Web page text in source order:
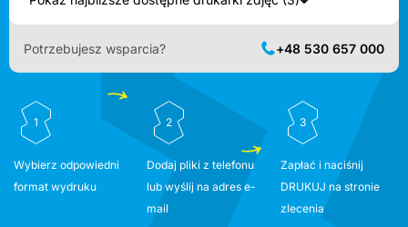
Potrzebujesz wsparcia? +48 530 657 000
1
Wybierz odpowiedni
format wydruku
2
Dodaj pliki z telefonu
lub wyślij na adres e-
mail
3
Zapłać i naciśnij
DRUKUJ na stronie
zlecenia